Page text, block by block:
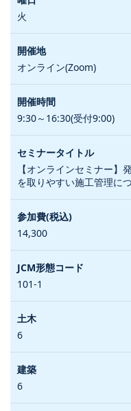
火
オンライン(Zoom)
9:30～16:30(受付9:00)
【オンラインセミナー】
を取りやすい施工管理に
14,300
101-1
6
6